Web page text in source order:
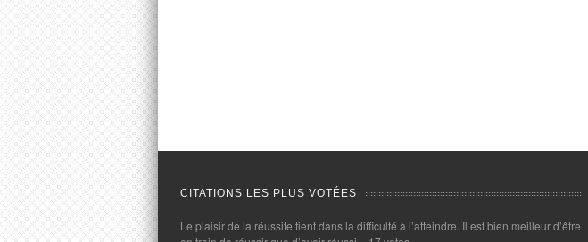
CITATIONS LES PLUS VOTÉES
Le plaisir de la réussite tient dans la difficulté à l’atteindre. Il est bien meilleur d’être